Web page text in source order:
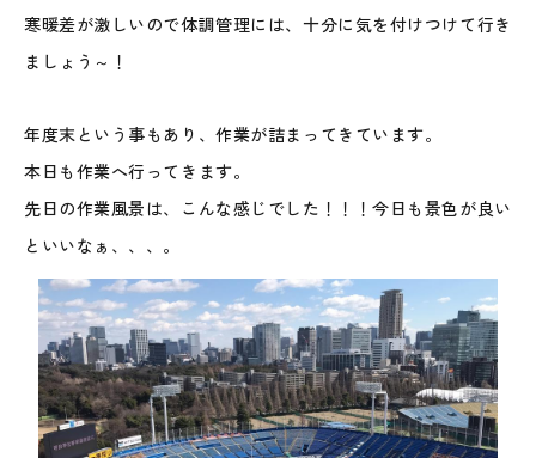
寒暖差が激しいので体調管理には、十分に気を付けつけて行き
ましょう～！
年度末という事もあり、作業が詰まってきています。
本日も作業へ行ってきます。
先日の作業風景は、こんな感じでした！！！今日も景色が良い
といいなぁ、、、。